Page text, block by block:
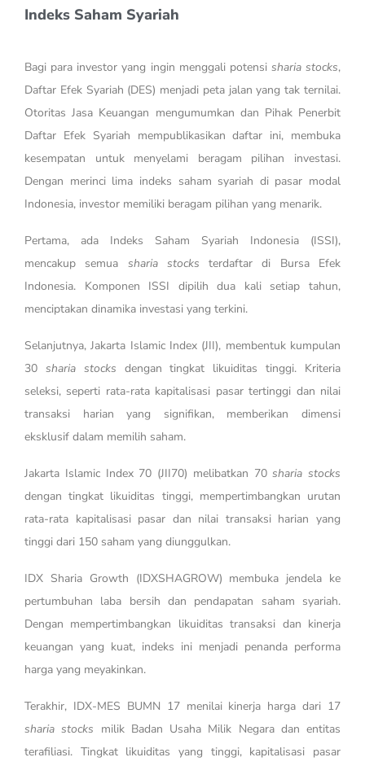
Indeks Saham Syariah
Bagi para investor yang ingin menggali potensi sharia stocks,
Daftar Efek Syariah (DES) menjadi peta jalan yang tak ternilai.
Otoritas Jasa Keuangan mengumumkan dan Pihak Penerbit
Daftar Efek Syariah mempublikasikan daftar ini, membuka
kesempatan untuk menyelami beragam pilihan investasi.
Dengan merinci lima indeks saham syariah di pasar modal
Indonesia, investor memiliki beragam pilihan yang menarik.
Pertama, ada Indeks Saham Syariah Indonesia (ISSI),
mencakup semua sharia stocks terdaftar di Bursa Efek
Indonesia. Komponen ISSI dipilih dua kali setiap tahun,
menciptakan dinamika investasi yang terkini.
Selanjutnya, Jakarta Islamic Index (JII), membentuk kumpulan
30 sharia stocks dengan tingkat likuiditas tinggi. Kriteria
seleksi, seperti rata-rata kapitalisasi pasar tertinggi dan nilai
transaksi harian yang signifikan, memberikan dimensi
eksklusif dalam memilih saham.
Jakarta Islamic Index 70 (JII70) melibatkan 70sharia stocks
dengan tingkat likuiditas tinggi, mempertimbangkan urutan
rata-rata kapitalisasi pasar dan nilai transaksi harian yang
tinggi dari 150 saham yang diunggulkan.
IDX Sharia Growth (IDXSHAGROW) membuka jendela ke
pertumbuhan laba bersih dan pendapatan saham syariah.
Dengan mempertimbangkan likuiditas transaksi dan kinerja
keuangan yang kuat, indeks ini menjadi penanda performa
harga yang meyakinkan.
Terakhir, IDX-MES BUMN 17 menilai kinerja harga dari 17
sharia stocks milik Badan Usaha Milik Negara dan entitas
terafiliasi. Tingkat likuiditas yang tinggi, kapitalisasi pasar